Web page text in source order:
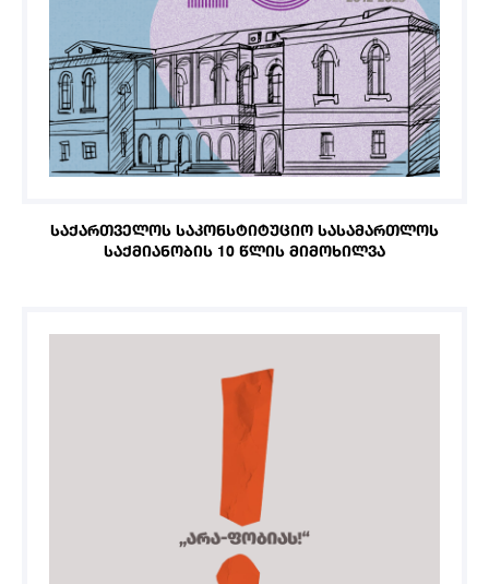
ᲡᲐᲥᲐᲠᲗᲕᲔᲚᲝᲡ ᲡᲐᲙᲝᲜᲡᲢᲘᲢᲣᲪᲘᲝ ᲡᲐᲡᲐᲛᲐᲠᲗᲚᲝᲡ
ᲡᲐᲥᲛᲘᲐᲜᲝᲑᲘᲡ 10 ᲬᲚᲘᲡ ᲛᲘᲛᲝᲮᲘᲚᲕᲐ